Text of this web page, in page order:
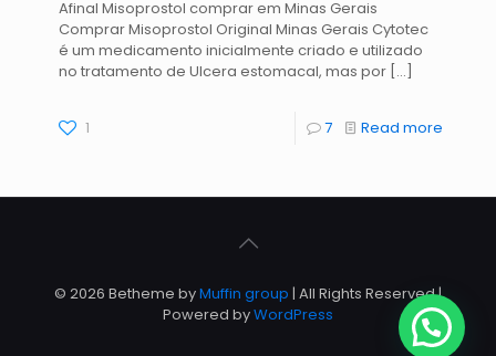
Afinal Misoprostol comprar em Minas Gerais
Comprar Misoprostol Original Minas Gerais Cytotec
é um medicamento inicialmente criado e utilizado
no tratamento de Ulcera estomacal, mas por […]
1 7 Read more
© 2026 Betheme byMuffin group | All Rights Reserved |
Powered byWordPress